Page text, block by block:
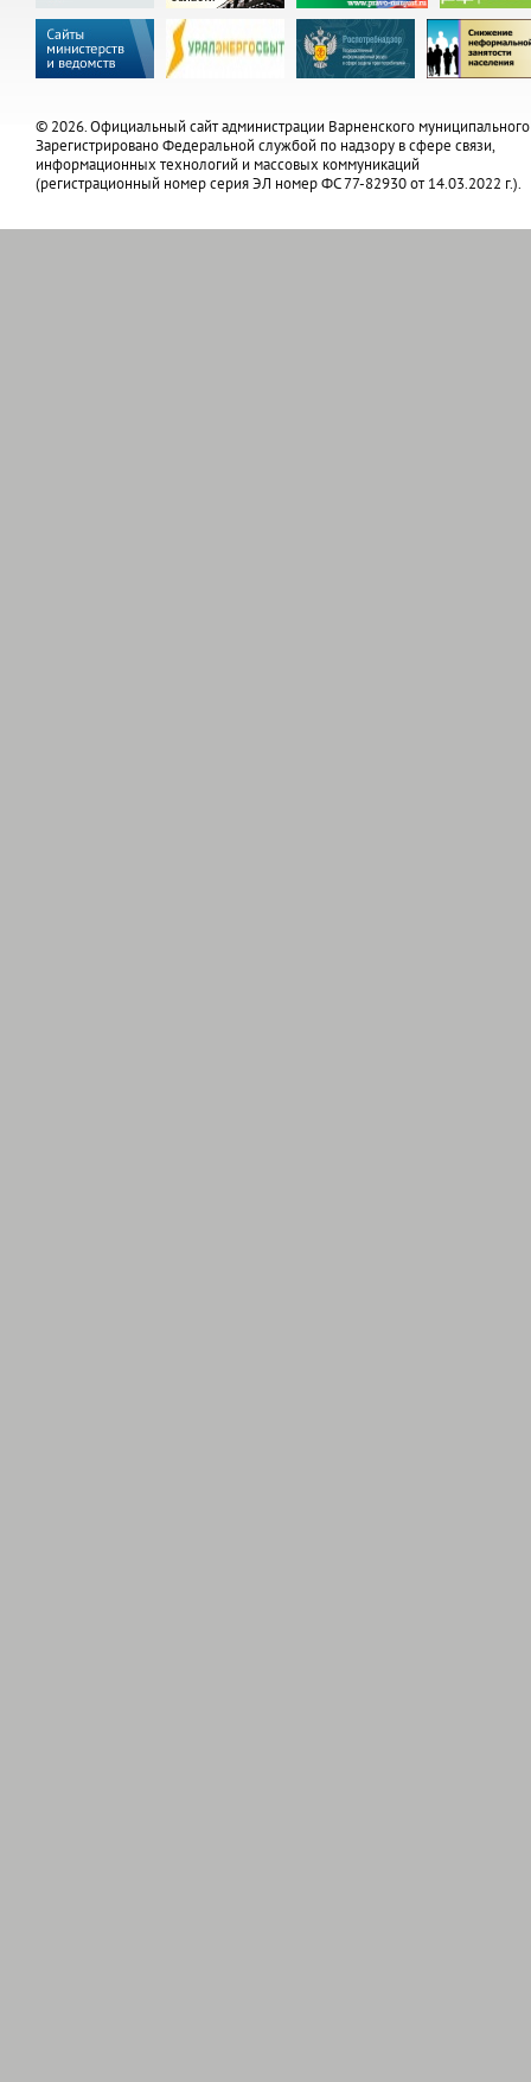
© 2026. Официальный сайт администрации Варненского муниципального
Зарегистрировано Федеральной службой по надзору в сфере связи,
информационных технологий и массовых коммуникаций
(регистрационный номер серия ЭЛ номер ФС 77-82930 от 14.03.2022 г.).